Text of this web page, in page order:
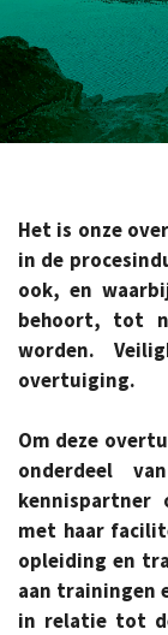
Het is onze
in de
ook, en
behoort, tot
worden.
overtuiging.
Om deze
onderdeel
kennispartner
met haar
opleiding en
aan trainingen
in relatie tot